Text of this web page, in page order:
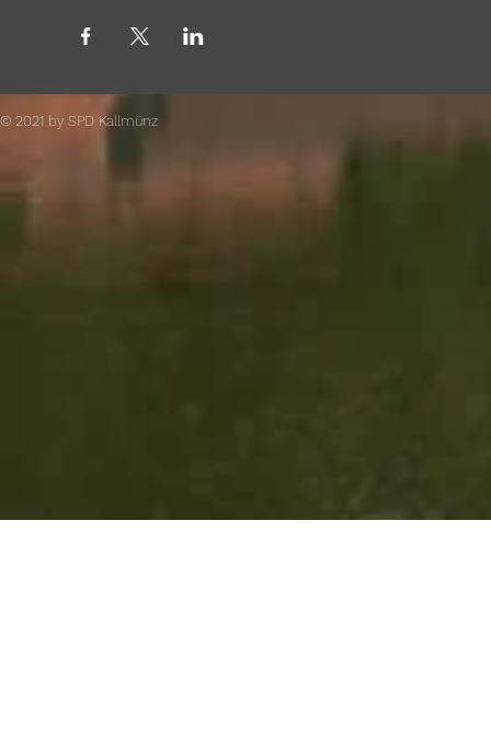
© 2021 by SPD Kallmünz​